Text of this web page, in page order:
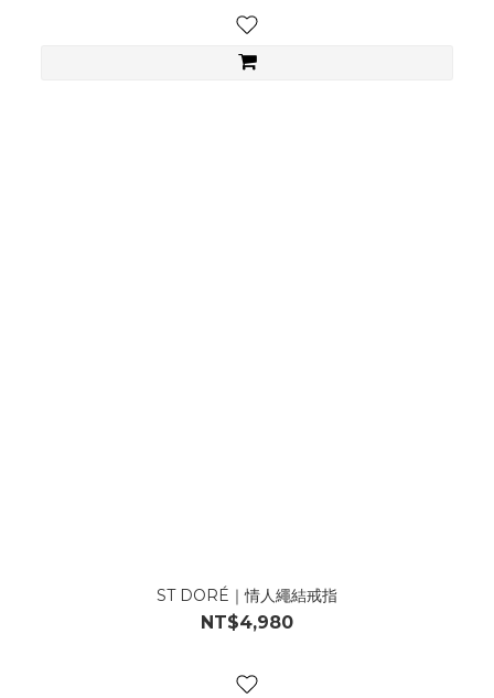
ST DORÉ｜情人繩結戒指
NT$4,980